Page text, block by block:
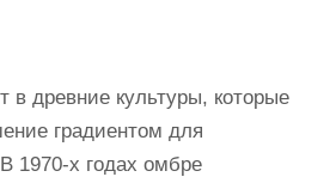
в древние культуры, которые
градиентом для
1970-х годах омбре